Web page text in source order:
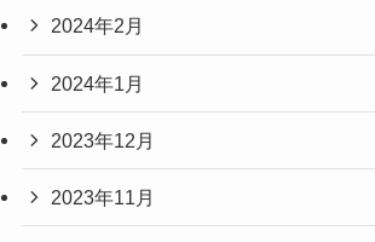
2024年2月
2024年1月
2023年12月
2023年11月